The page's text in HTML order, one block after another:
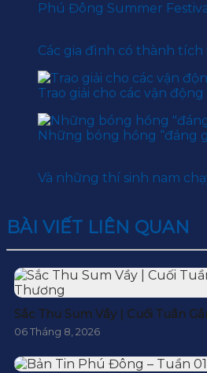
Phú Đông Summer
Các gia đình có thành tích
Trao giải cho các vận
Những bóng hồng “đáng
Và những thí sinh nam
BÀI VIẾT LIÊN QUAN
Sắc Thu Sum Vầy | Cuối Tuần
06 Tháng 8, 2026